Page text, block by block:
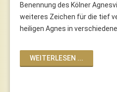
Benennung des Kölner
weiteres Zeichen für die tief
heiligen Agnes in
WEITERLESEN ...